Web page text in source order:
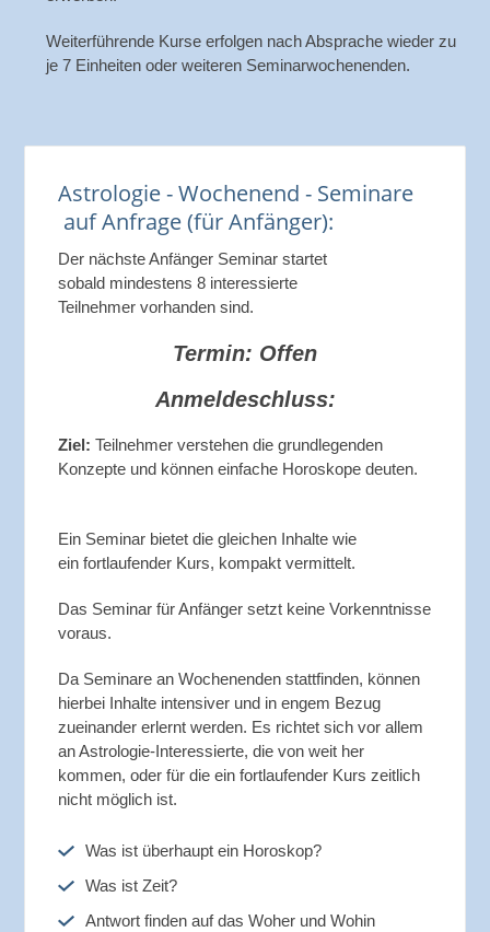
Weiterführende Kurse erfolgen nach Absprache wieder zu
je 7 Einheiten oder weiteren Seminarwochenenden.
Astrologie - Wochenend - Seminare
auf Anfrage (für Anfänger):
Der nächste Anfänger Seminar startet
sobald mindestens 8 interessierte
Teilnehmer vorhanden sind.
Termin: Offen
Anmeldeschluss:
Ziel:Teilnehmer verstehen die grundlegenden
Konzepte und können einfache Horoskope deuten.
Ein Seminar bietet die gleichen Inhalte wie
ein fortlaufender Kurs, kompakt vermittelt.
Das Seminar für Anfänger setzt keine Vorkenntnisse
voraus.
Da Seminare an Wochenenden stattfinden, können
hierbei Inhalte intensiver und in engem Bezug
zueinander erlernt werden. Es richtet sich vor allem
an Astrologie-Interessierte, die von weit her
kommen, oder für die ein fortlaufender Kurs zeitlich
nicht möglich ist.
Was ist überhaupt ein Horoskop?
Was ist Zeit?
Antwort finden auf das Woher und Wohin